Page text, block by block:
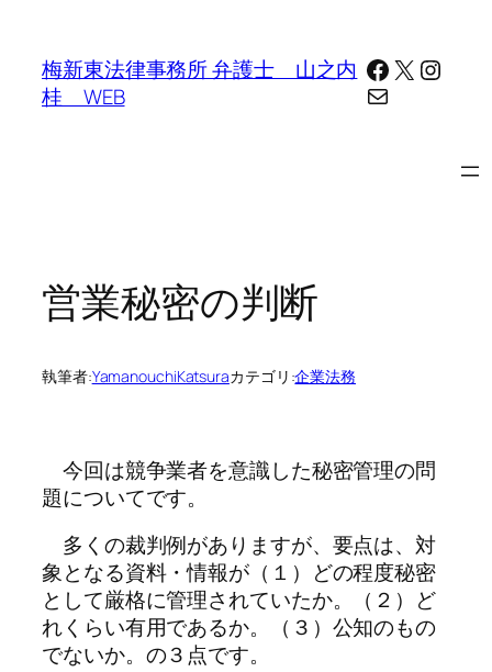
梅新東法律事務所 弁護士 山之内
桂 WEB
Facebook
X
メール
営業秘密の判断
執筆者:YamanouchiKatsuraカテゴリ:企業法務
今回は競争業者を意識した秘密管理の問
題についてです。
多くの裁判例がありますが、要点は、対
象となる資料・情報が（１）どの程度秘密
として厳格に管理されていたか。（２）ど
れくらい有用であるか。（３）公知のもの
でないか。の３点です。